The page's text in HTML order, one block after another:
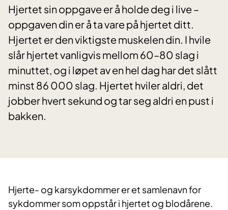
Hjertet sin oppgave er å holde deg i live –
oppgaven din er å ta vare på hjertet ditt.
Hjertet er den viktigste muskelen din. I hvile
slår hjertet vanligvis mellom 60–80 slag i
minuttet, og i løpet av en hel dag har det slått
minst 86 000 slag. Hjertet hviler aldri, det
jobber hvert sekund og tar seg aldri en pust i
bakken.
​Hjerte- og karsykdommer er et samlenavn for
sykdommer som oppstår i hjertet og blodårene.